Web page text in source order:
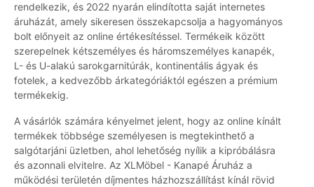
rendelkezik, és 2022 nyarán elindította saját internetes
áruházát, amely sikeresen összekapcsolja a hagyományos
bolt előnyeit az online értékesítéssel. Termékeik között
szerepelnek kétszemélyes és háromszemélyes kanapék,
L- és U-alakú sarokgarnitúrák, kontinentális ágyak és
fotelek, a kedvezőbb árkategóriáktól egészen a prémium
termékekig.
A vásárlók számára kényelmet jelent, hogy az online kínált
termékek többsége személyesen is megtekinthető a
salgótarjáni üzletben, ahol lehetőség nyílik a kipróbálásra
és azonnali elvitelre. Az XLMöbel - Kanapé Áruház a
működési területén díjmentes házhozszállítást kínál rövid